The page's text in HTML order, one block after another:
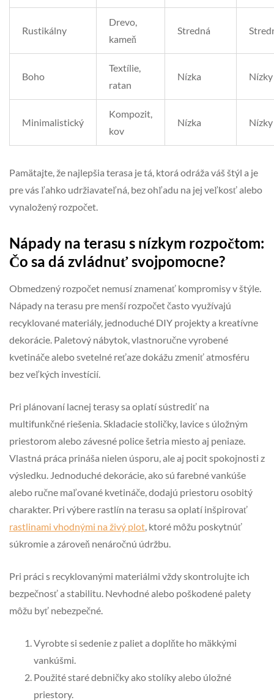
Rustikálny
Drevo,
kameň
Stredná
Boho
Textílie,
ratan
Nízka Nízky
Minimalistický
Kompozit,
kov
Nízka Nízky
Pamätajte, že najlepšia terasa je tá, ktorá odráža váš štýl a je
pre vás ľahko udržiavateľná, bez ohľadu na jej veľkosť alebo
vynaložený rozpočet.
Nápady na terasu s nízkym rozpočtom:
Čo sa dá zvládnuť svojpomocne?
Obmedzený rozpočet nemusí znamenať kompromisy v štýle.
Nápady na terasu pre menší rozpočet často využívajú
recyklované materiály, jednoduché DIY projekty a kreatívne
dekorácie. Paletový nábytok, vlastnoručne vyrobené
kvetináče alebo svetelné reťaze dokážu zmeniť atmosféru
bez veľkých investícií.
Pri plánovaní lacnej terasy sa oplatí sústrediť na
multifunkčné riešenia. Skladacie stoličky, lavice s úložným
priestorom alebo závesné police šetria miesto aj peniaze.
Vlastná práca prináša nielen úsporu, ale aj pocit spokojnosti z
výsledku. Jednoduché dekorácie, ako sú farebné vankúše
alebo ručne maľované kvetináče, dodajú priestoru osobitý
charakter. Pri výbere rastlín na terasu sa oplatí inšpirovať
rastlinami vhodnými na živý plot, ktoré môžu poskytnúť
súkromie a zároveň nenáročnú údržbu.
Pri práci s recyklovanými materiálmi vždy skontrolujte ich
bezpečnosť a stabilitu. Nevhodné alebo poškodené palety
môžu byť nebezpečné.
Vyrobte si sedenie z paliet a doplňte ho mäkkými
vankúšmi.
Použité staré debničky ako stolíky alebo úložné
priestory.